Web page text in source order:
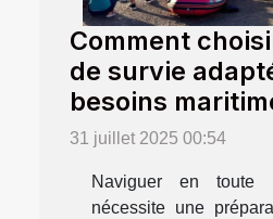
Comment
de survie
besoins
31 juillet 2025 00:54
Naviguer en toute
nécessite une